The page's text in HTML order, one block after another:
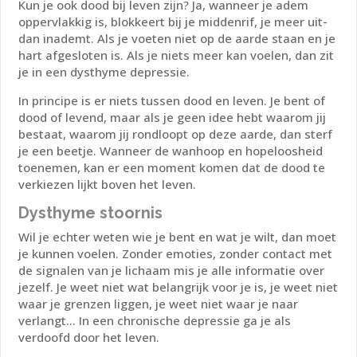
Kun je ook dood bij leven zijn? Ja, wanneer je adem
oppervlakkig is, blokkeert bij je middenrif, je meer uit-
dan inademt. Als je voeten niet op de aarde staan en je
hart afgesloten is. Als je niets meer kan voelen, dan zit
je in een dysthyme depressie.
In principe is er niets tussen dood en leven. Je bent of
dood of levend, maar als je geen idee hebt waarom jij
bestaat, waarom jij rondloopt op deze aarde, dan sterf
je een beetje. Wanneer de wanhoop en hopeloosheid
toenemen, kan er een moment komen dat de dood te
verkiezen lijkt boven het leven.
Dysthyme stoornis
Wil je echter weten wie je bent en wat je wilt, dan moet
je kunnen voelen. Zonder emoties, zonder contact met
de signalen van je lichaam mis je alle informatie over
jezelf. Je weet niet wat belangrijk voor je is, je weet niet
waar je grenzen liggen, je weet niet waar je naar
verlangt... In een chronische depressie ga je als
verdoofd door het leven.